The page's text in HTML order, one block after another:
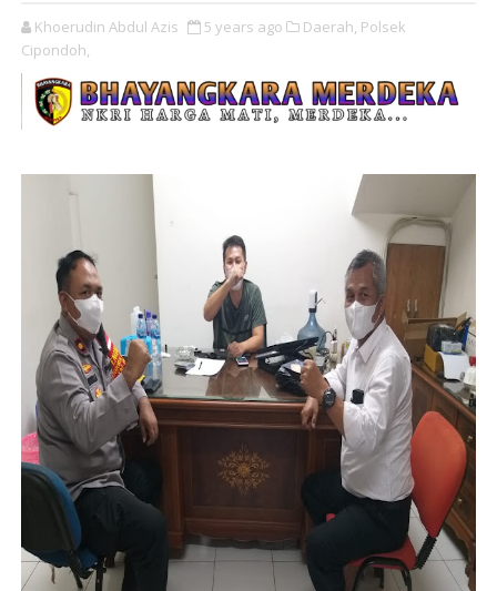
Khoerudin Abdul Azis 5 years ago Daerah, Polsek
Cipondoh,